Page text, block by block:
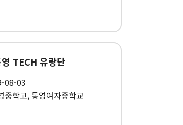
TECH 유랑단
08-03
중학교, 통영여자중학교